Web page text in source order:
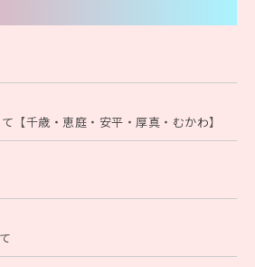
【千歳・恵庭・安平・厚真・むかわ】